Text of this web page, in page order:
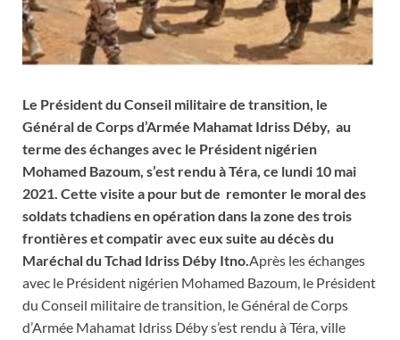
Le Président du Conseil militaire de transition, le
Général de Corps d’Armée Mahamat Idriss Déby, au
terme des échanges avec le Président nigérien
Mohamed Bazoum, s’est rendu à Téra, ce lundi 10 mai
2021. Cette visite a pour but de remonter le moral des
soldats tchadiens en opération dans la zone des trois
frontières et compatir avec eux suite au décès du
Maréchal du Tchad Idriss Déby Itno.Après les échanges
avec le Président nigérien Mohamed Bazoum, le Président
du Conseil militaire de transition, le Général de Corps
d’Armée Mahamat Idriss Déby s’est rendu à Téra, ville